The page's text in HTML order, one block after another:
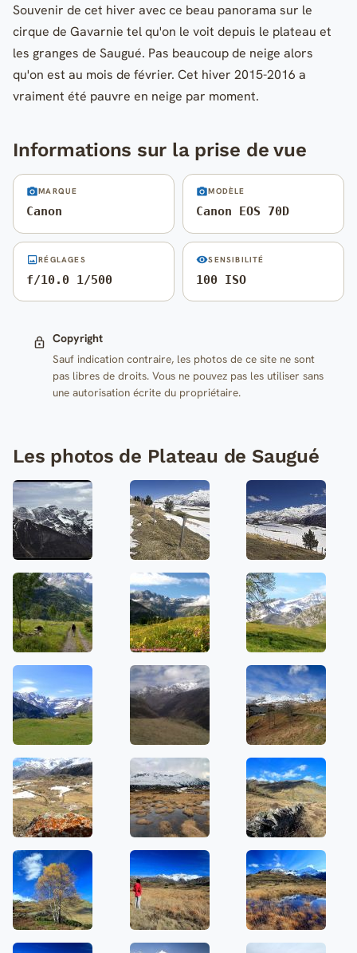
Souvenir de cet hiver avec ce beau panorama sur le
cirque de Gavarnie tel qu'on le voit depuis le plateau et
les granges de Saugué. Pas beaucoup de neige alors
qu'on est au mois de février. Cet hiver 2015-2016 a
vraiment été pauvre en neige par moment.
Informations sur la prise de vue
MARQUE
Canon
MODÈLE
Canon EOS 70D
RÉGLAGES
f/10.0 1/500
SENSIBILITÉ
100 ISO
Copyright
Sauf indication contraire, les photos de ce site ne sont
pas libres de droits. Vous ne pouvez pas les utiliser sans
une autorisation écrite du propriétaire.
Les photos de Plateau de Saugué